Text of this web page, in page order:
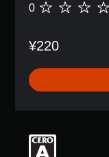
評
あ
ま
せ
ん
0
¥220